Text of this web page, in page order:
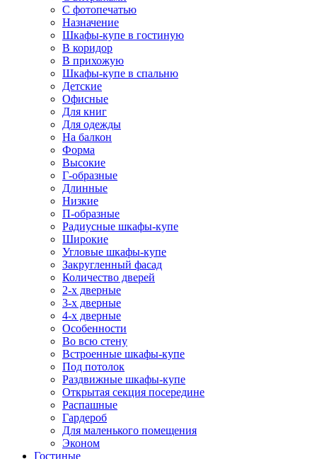
С фотопечатью
Назначение
Шкафы-купе в гостиную
В коридор
В прихожую
Шкафы-купе в спальню
Детские
Офисные
Для книг
Для одежды
На балкон
Форма
Высокие
Г-образные
Длинные
Низкие
П-образные
Радиусные шкафы-купе
Широкие
Угловые шкафы-купе
Закругленный фасад
Количество дверей
2-х дверные
3-х дверные
4-х дверные
Особенности
Во всю стену
Встроенные шкафы-купе
Под потолок
Раздвижные шкафы-купе
Открытая секция посередине
Распашные
Гардероб
Для маленького помещения
Эконом
Гостиные